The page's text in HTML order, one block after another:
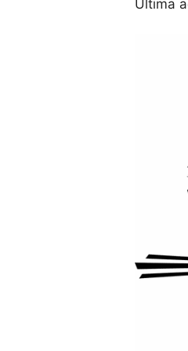
Última